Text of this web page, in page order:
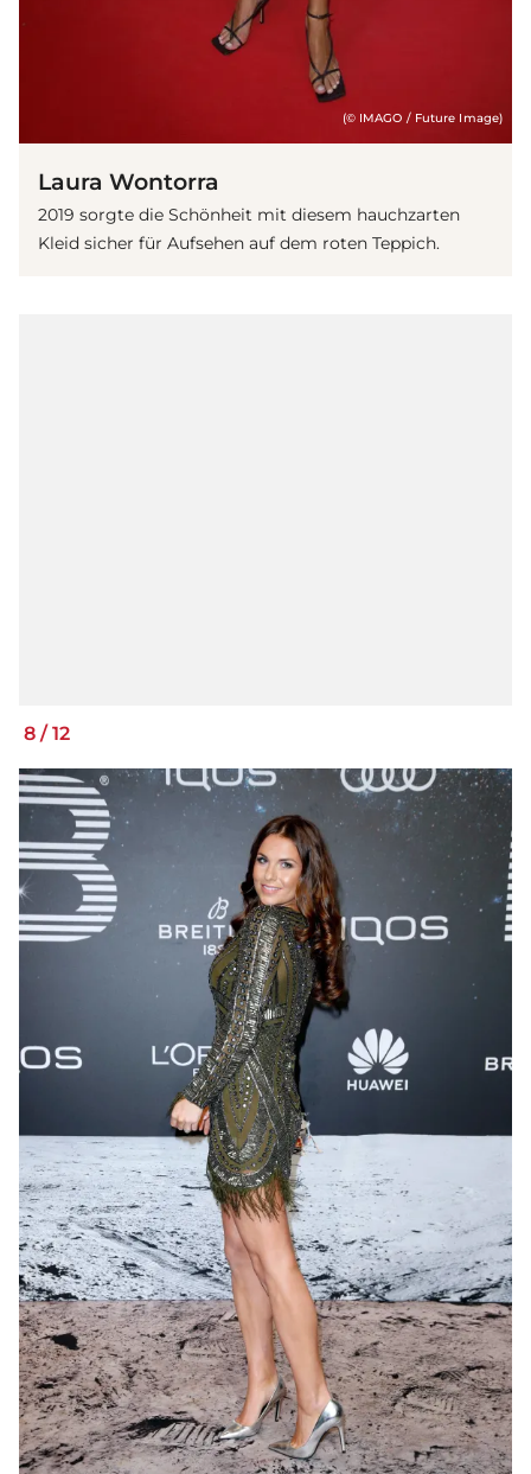
(© IMAGO / Future Image)
Laura Wontorra
2019 sorgte die Schönheit mit diesem hauchzarten
Kleid sicher für Aufsehen auf dem roten Teppich.
8 /12